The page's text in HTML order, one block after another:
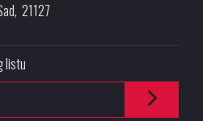
, 21127
listu